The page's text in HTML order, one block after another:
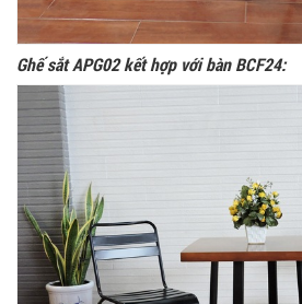
Ghế sắt APG02 kết hợp với bàn BCF24: